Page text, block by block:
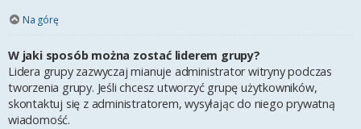
Na górę
W jaki sposób można zostać liderem grupy?
Lidera grupy zazwyczaj mianuje administrator witryny podczas
tworzenia grupy. Jeśli chcesz utworzyć grupę użytkowników,
skontaktuj się z administratorem, wysyłając do niego prywatną
wiadomość.